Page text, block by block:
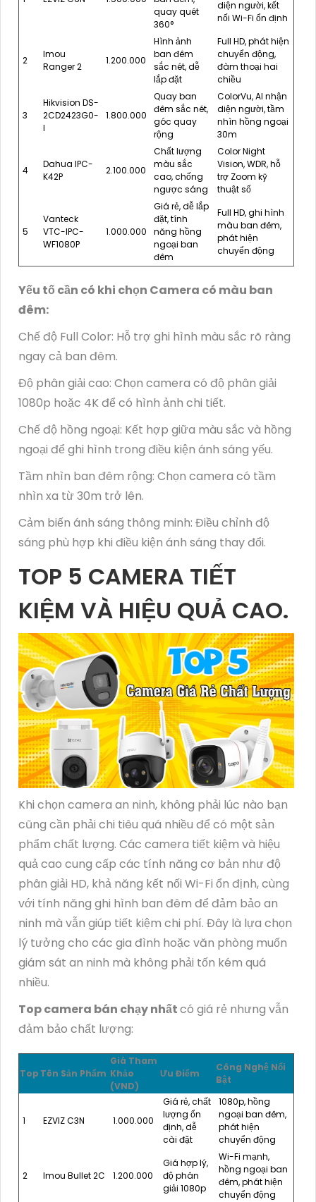
quay quét
360°
diện người, kết
nối Wi-Fi ổn định
2
Imou
Ranger 2
1.200.000
Hình ảnh
ban đêm
sắc nét, dễ
lắp đặt
Full HD, phát hiện
chuyển động,
đàm thoại hai
chiều
3
Hikvision DS-
2CD2423G0-
I
1.800.000
Quay ban
đêm sắc nét,
góc quay
rộng
ColorVu, AI nhận
diện người, tầm
nhìn hồng ngoại
30m
4
Dahua IPC-
K42P
2.100.000
Chất lượng
màu sắc
cao, chống
ngược sáng
Color Night
Vision, WDR, hỗ
trợ Zoom kỹ
thuật số
5
Vanteck
VTC-IPC-
WF1080P
1.000.000
Giá rẻ, dễ lắp
đặt, tính
năng hồng
ngoại ban
đêm
Full HD, ghi hình
màu ban đêm,
phát hiện
chuyển động
Yếu tố cần có khi chọn Camera có màu ban
đêm:
Chế độ Full Color: Hỗ trợ ghi hình màu sắc rõ ràng
ngay cả ban đêm.
Độ phân giải cao: Chọn camera có độ phân giải
1080p hoặc 4K để có hình ảnh chi tiết.
Chế độ hồng ngoại: Kết hợp giữa màu sắc và hồng
ngoại để ghi hình trong điều kiện ánh sáng yếu.
Tầm nhìn ban đêm rộng: Chọn camera có tầm
nhìn xa từ 30m trở lên.
Cảm biến ánh sáng thông minh: Điều chỉnh độ
sáng phù hợp khi điều kiện ánh sáng thay đổi.
TOP 5 CAMERA TIẾT
KIỆM VÀ HIỆU QUẢ CAO.
Khi chọn camera an ninh, không phải lúc nào bạn
cũng cần phải chi tiêu quá nhiều để có một sản
phẩm chất lượng. Các camera tiết kiệm và hiệu
quả cao cung cấp các tính năng cơ bản như độ
phân giải HD, khả năng kết nối Wi-Fi ổn định, cùng
với tính năng ghi hình ban đêm để đảm bảo an
ninh mà vẫn giúp tiết kiệm chi phí. Đây là lựa chọn
lý tưởng cho các gia đình hoặc văn phòng muốn
giám sát an ninh mà không phải tốn kém quá
nhiều.
Top camera bán chạy nhấtcó giá rẻ nhưng vẫn
đảm bảo chất lượng:
Top Tên Sản Phẩm
Giá Tham
Khảo
(VND)
Ưu Điểm
Công Nghệ Nổi
Bật
1 EZVIZ C3N 1.000.000
Giá rẻ, chất
lượng ổn
định, dễ
cài đặt
1080p, hồng
ngoại ban đêm,
phát hiện
chuyển động
2 Imou Bullet 2C 1.200.000
Giá hợp lý,
độ phân
giải 1080p
Wi-Fi mạnh,
hồng ngoại ban
đêm, phát hiện
chuyển động